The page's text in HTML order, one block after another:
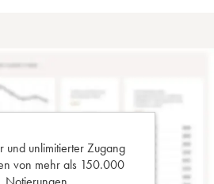
und unlimitierter Zugang
von mehr als 150.000